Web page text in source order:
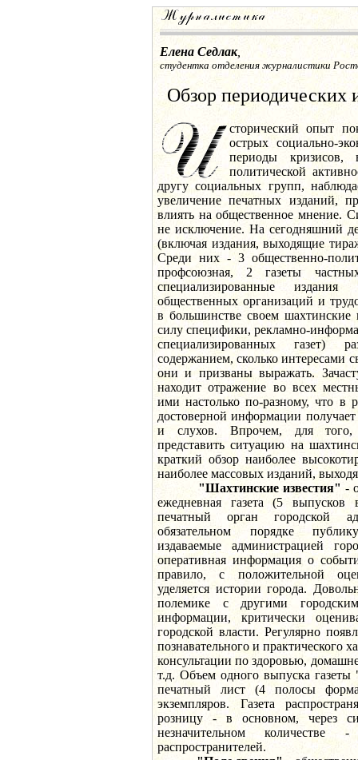
Елена Седлак,
студентка отделения журналистики
Обзор периодических
сторический опыт
острых социально-
периоды кризисов,
политической
другу социальных групп,
увеличение печатных изданий,
влиять на общественное мнение.
не исключение. На сегодняшний
(включая издания, выходящие
Среди них - 3 общественно-
профсоюзная, 2 газеты
специализированные
общественных организаций и
в большинстве своем шахтинские
силу специфики, рекламно-
специализированных газет)
содержанием, сколько интересами
они и призваны выражать.
находит отражение во всех
ими настолько по-разному, что в
достоверной информации
и слухов. Впрочем, для того,
представить ситуацию на
краткий обзор наиболее
наиболее массовых изданий,
"Шахтинские известия" -
ежедневная газета (5
печатный орган городской
обязательном порядке
издаваемые администрацией
оперативная информация о
правило, с положительной
уделяется истории города.
полемике с другими
информации, критически
городской власти. Регулярно
познавательного и практического
консультации по здоровью,
т.д. Объем одного выпуска
печатный лист (4 полосы
экземпляров. Газета
розницу - в основном, через
незначительном
распространителей.